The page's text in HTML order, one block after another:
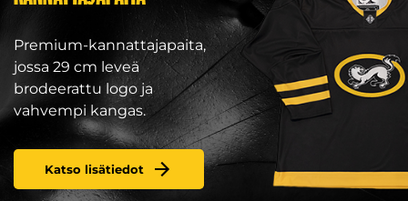
Premium-kannattajapaita,
jossa 29 cm leveä
brodeerattu logo ja
vahvempi kangas.
Katso lisätiedot